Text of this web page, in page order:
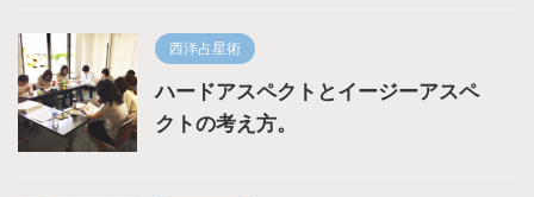
西洋占星術
ハードアスペクトとイージーアスペ
クトの考え方。